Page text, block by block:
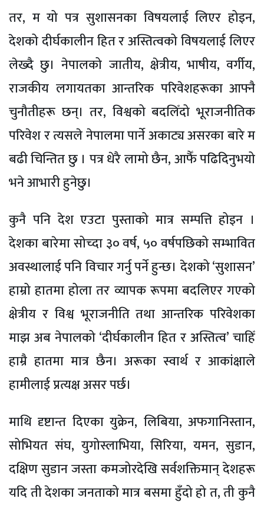
तर, म यो पत्र सुशासनका विषयलाई लिएर होइन,
देशको दीर्घकालीन हित र अस्तित्वको विषयलाई लिएर
लेख्दै छु। नेपालको जातीय, क्षेत्रीय, भाषीय, वर्गीय,
राजकीय लगायतका आन्तरिक परिवेशहरूका आफ्नै
चुनौतीहरू छन्। तर, विश्वको बदलिँदो भूराजनीतिक
परिवेश र त्यसले नेपालमा पार्ने अकाट्य असरका बारे म
बढी चिन्तित छु । पत्र धेरै लामो छैन, आफैँ पढिदिनुभयो
भने आभारी हुनेछु।
कुनै पनि देश एउटा पुस्ताको मात्र सम्पत्ति होइन ।
देशका बारेमा सोच्दा ३० वर्ष, ५० वर्षपछिको सम्भावित
अवस्थालाई पनि विचार गर्नु पर्ने हुन्छ। देशको ‘सुशासन’
हाम्रो हातमा होला तर व्यापक रूपमा बदलिएर गएको
क्षेत्रीय र विश्व भूराजनीति तथा आन्तरिक परिवेशका
माझ अब नेपालको ‘दीर्घकालीन हित र अस्तित्व’ चाहिँ
हाम्रै हातमा मात्र छैन। अरूका स्वार्थ र आकांक्षाले
हामीलाई प्रत्यक्ष असर पर्छ।
माथि दृष्टान्त दिएका युक्रेन, लिबिया, अफगानिस्तान,
सोभियत संघ, युगोस्लाभिया, सिरिया, यमन, सुडान,
दक्षिण सुडान जस्ता कमजोरदेखि सर्वशक्तिमान् देशहरू
यदि ती देशका जनताको मात्र बसमा हुँदो हो त, ती कुनै